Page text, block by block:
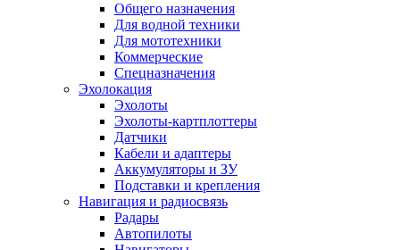
Общего назначения
Для водной техники
Для мототехники
Коммерческие
Спецназначения
Эхолокация
Эхолоты
Эхолоты-картплоттеры
Датчики
Кабели и адаптеры
Аккумуляторы и ЗУ
Подставки и крепления
Навигация и радиосвязь
Радары
Автопилоты